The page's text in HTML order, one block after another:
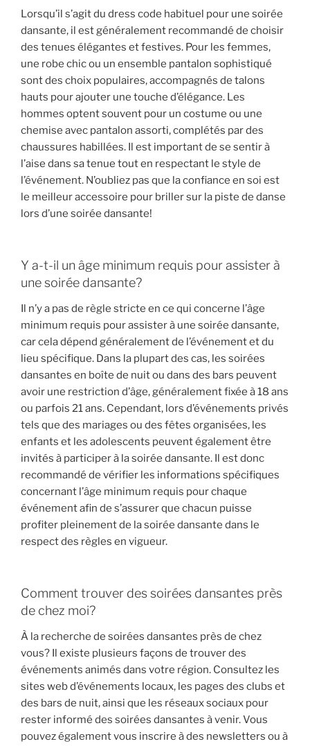
Lorsqu’il s’agit du dress code habituel pour une soirée
dansante, il est généralement recommandé de choisir
des tenues élégantes et festives. Pour les femmes,
une robe chic ou un ensemble pantalon sophistiqué
sont des choix populaires, accompagnés de talons
hauts pour ajouter une touche d’élégance. Les
hommes optent souvent pour un costume ou une
chemise avec pantalon assorti, complétés par des
chaussures habillées. Il est important de se sentir à
l’aise dans sa tenue tout en respectant le style de
l’événement. N’oubliez pas que la confiance en soi est
le meilleur accessoire pour briller sur la piste de danse
lors d’une soirée dansante!
Y a-t-il un âge minimum requis pour assister à
une soirée dansante?
Il n’y a pas de règle stricte en ce qui concerne l’âge
minimum requis pour assister à une soirée dansante,
car cela dépend généralement de l’événement et du
lieu spécifique. Dans la plupart des cas, les soirées
dansantes en boîte de nuit ou dans des bars peuvent
avoir une restriction d’âge, généralement fixée à 18 ans
ou parfois 21 ans. Cependant, lors d’événements privés
tels que des mariages ou des fêtes organisées, les
enfants et les adolescents peuvent également être
invités à participer à la soirée dansante. Il est donc
recommandé de vérifier les informations spécifiques
concernant l’âge minimum requis pour chaque
événement afin de s’assurer que chacun puisse
profiter pleinement de la soirée dansante dans le
respect des règles en vigueur.
Comment trouver des soirées dansantes près
de chez moi?
À la recherche de soirées dansantes près de chez
vous? Il existe plusieurs façons de trouver des
événements animés dans votre région. Consultez les
sites web d’événements locaux, les pages des clubs et
des bars de nuit, ainsi que les réseaux sociaux pour
rester informé des soirées dansantes à venir. Vous
pouvez également vous inscrire à des newsletters ou à